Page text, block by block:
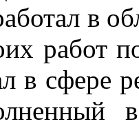
в
работ
в сфере